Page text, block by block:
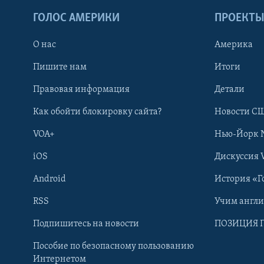
Learning English
ГОЛОС АМЕРИКИ
О нас
Пишите нам
Правовая информация
Как обойти блокировку сайта?
VOA+
iOS
Android
RSS
Подпишитесь на новости
Пособие по безопасному пользованию
Интернетом
ПРОЕКТЫ
Америка
Итоги
Детали
Новости
Нью-Йорк
Дискуссия
История
Учим
ПОЗИЦИЯ